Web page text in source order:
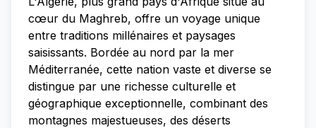
cœur du Maghreb, offre un voyage unique
entre traditions millénaires et paysages
saisissants. Bordée au nord par la mer
Méditerranée, cette nation vaste et diverse se
distingue par une richesse culturelle et
géographique exceptionnelle, combinant des
montagnes majestueuses, des déserts